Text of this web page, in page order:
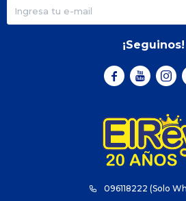
096118222 (Solo
¡Seguinos!
  